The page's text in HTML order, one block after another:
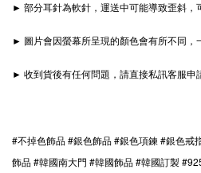
► 部分耳針為軟針，運送中可能導致歪斜，
► 圖片會因螢幕所呈現的顏色會有所不同，
► 收到貨後有任何問題，請直接私訊客服申
#不掉色飾品 #銀色飾品 #銀色項鍊 #銀色戒
飾品 #韓國南大門 #韓國飾品 #韓國訂製